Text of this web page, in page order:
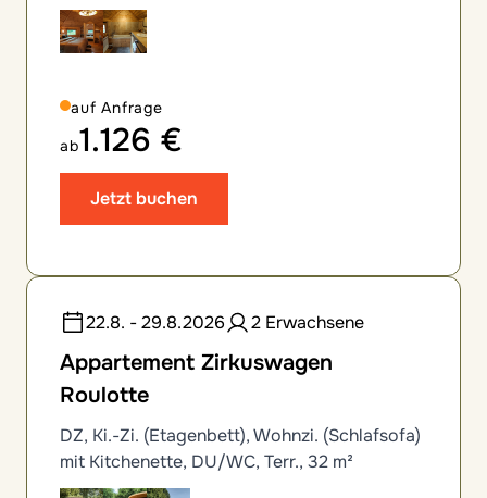
auf Anfrage
ab1.126 €
Jetzt buchen
22.8. - 29.8.2026 2 Erwachsene
Appartement Zirkuswagen
Roulotte
DZ, Ki.-Zi. (Etagenbett), Wohnzi. (Schlafsofa)
mit Kitchenette, DU/WC, Terr., 32 m²